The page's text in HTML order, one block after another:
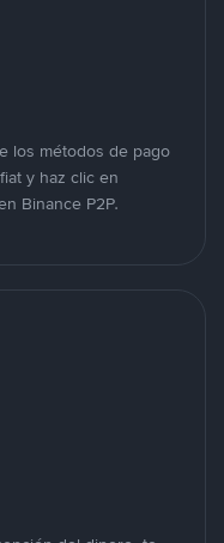
los métodos de pago
y haz clic en
Binance P2P.